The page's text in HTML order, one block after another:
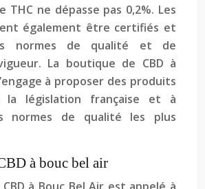
THC ne dépasse pas 0,2%. Les
également être certifiés et
normes de qualité et de
La boutique de CBD à
à proposer des produits
la législation française et à
normes de qualité les plus
à bouc bel air